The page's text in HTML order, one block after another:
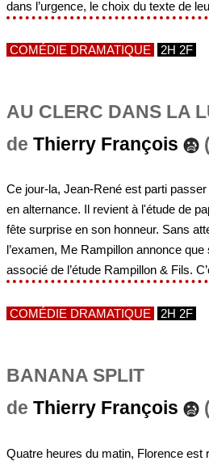
dans l’urgence, le choix du texte de
COMÉDIE DRAMATIQUE 2H 2F
AU CLERC DANS LA
de Thierry François
Ce jour-la, Jean-René est parti
en alternance. Il revient à l'étude de
fête surprise en son honneur. Sans
l’examen, Me Rampillon annonce
associé de l’étude Rampillon & Fils.
COMÉDIE DRAMATIQUE 2H 2F
BANANA SPLIT
de Thierry François
Quatre heures du matin, Florence est